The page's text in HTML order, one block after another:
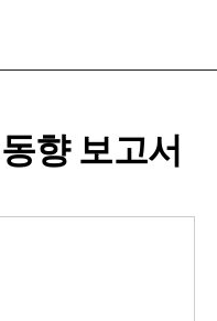
향 보고서